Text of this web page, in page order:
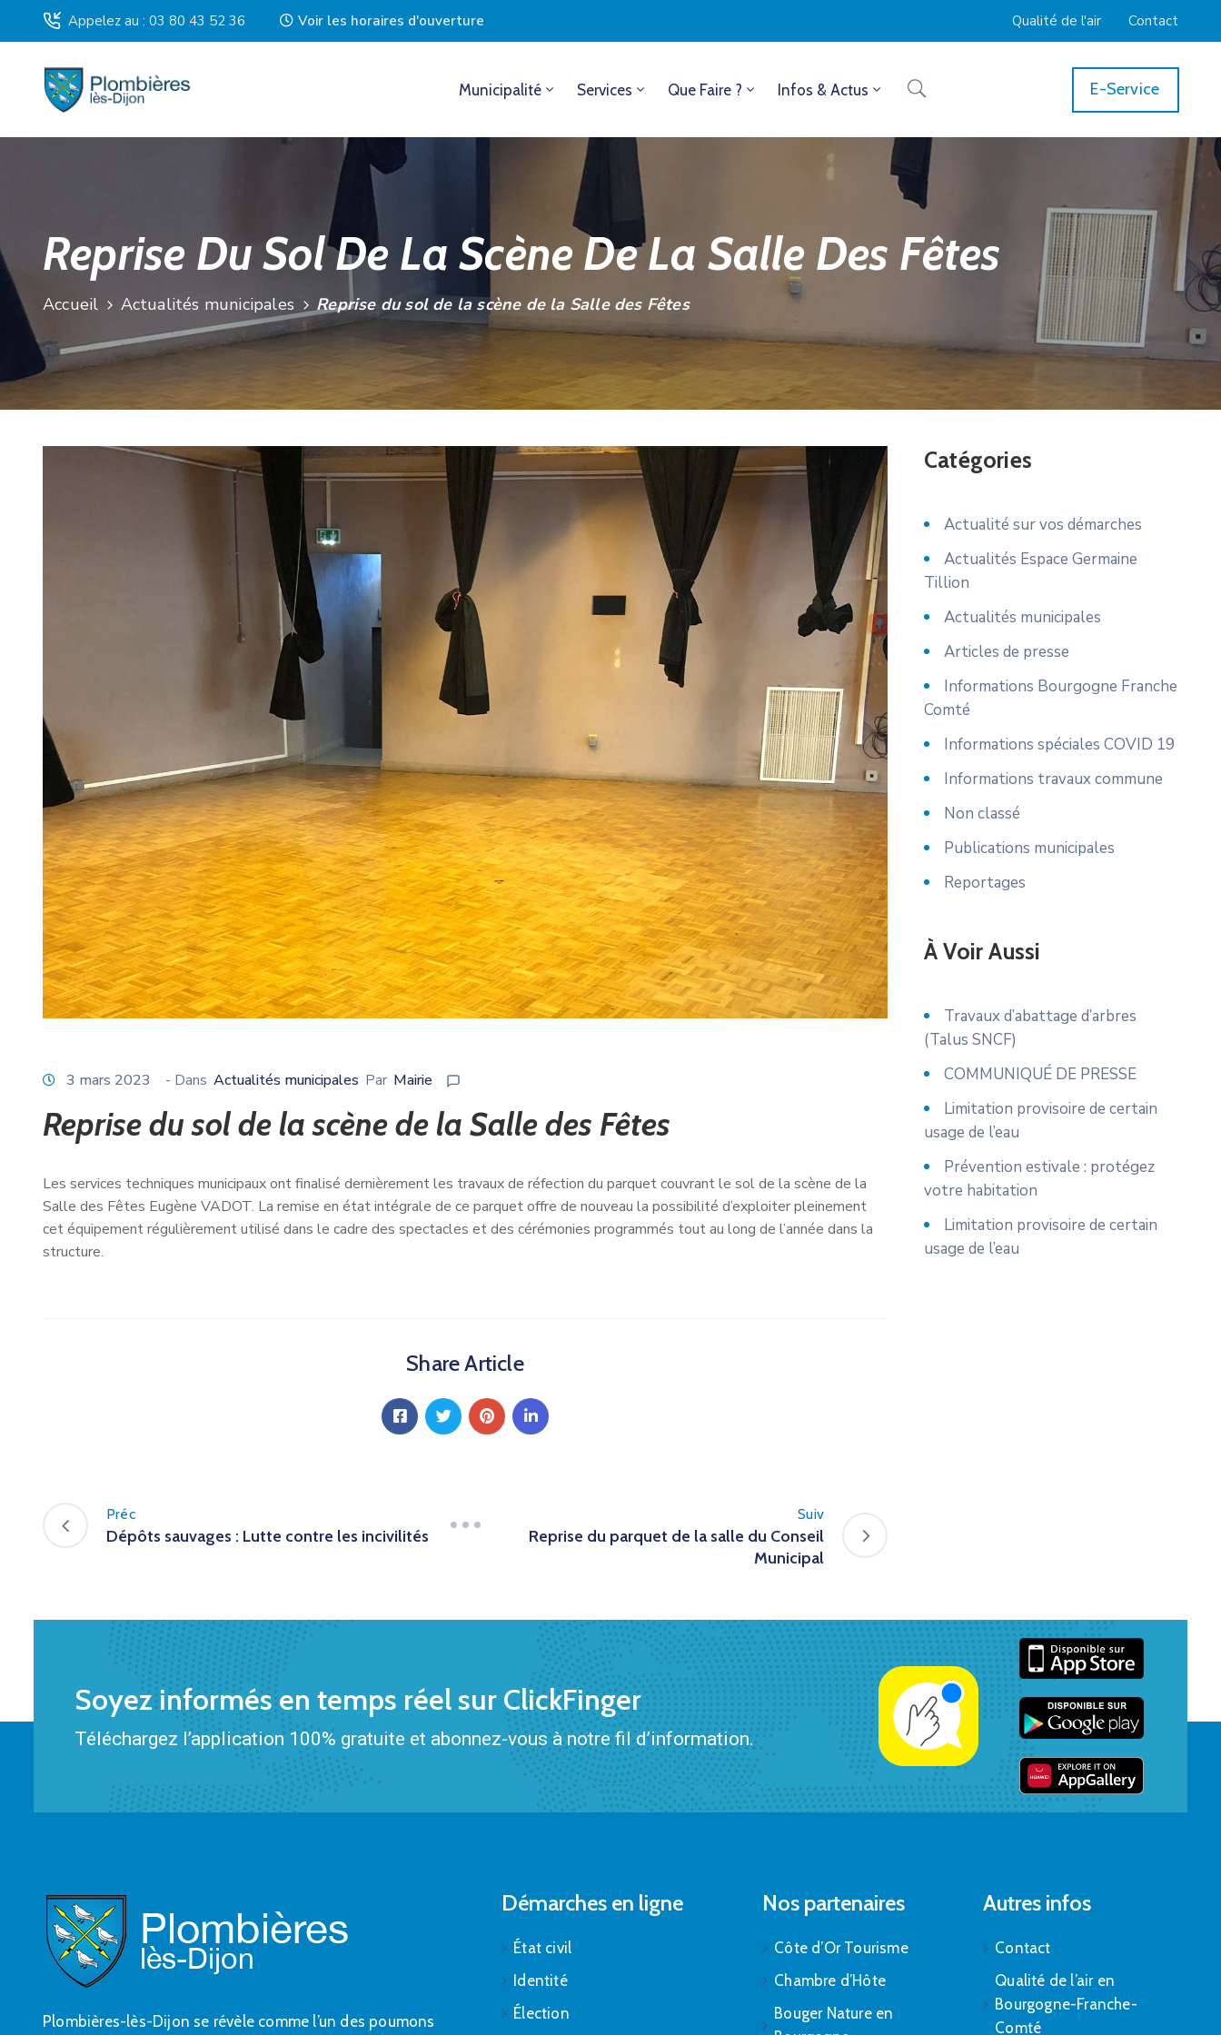
Appelez au : 03 80 43 52 36 Voir les horaires d'ouverture Qualité de l'air Contact
Municipalité Services Que Faire ? Infos & Actus E-Service
Reprise Du Sol De La Scène De La Salle Des Fêtes
Accueil Actualités municipales Reprise du sol de la scène de la Salle des Fêtes
3 mars 2023 - Dans Actualités municipales Par Mairie
Reprise du sol de la scène de la Salle des Fêtes
Les services techniques municipaux ont finalisé dernièrement les travaux de réfection du parquet couvrant le sol de la scène de la
Salle des Fêtes Eugène VADOT. La remise en état intégrale de ce parquet offre de nouveau la possibilité d’exploiter pleinement
cet équipement régulièrement utilisé dans le cadre des spectacles et des cérémonies programmés tout au long de l’année dans la
structure.
Share Article
Préc
Dépôts sauvages : Lutte contre les incivilités
Suiv
Reprise du parquet de la salle du Conseil
Municipal
Catégories
Actualité sur vos démarches
Actualités Espace Germaine
Tillion
Actualités municipales
Articles de presse
Informations Bourgogne Franche
Comté
Informations spéciales COVID 19
Informations travaux commune
Non classé
Publications municipales
Reportages
À Voir Aussi
Travaux d’abattage d’arbres
(Talus SNCF)
COMMUNIQUÉ DE PRESSE
Limitation provisoire de certain
usage de l’eau
Prévention estivale : protégez
votre habitation
Limitation provisoire de certain
usage de l’eau
Soyez informés en temps réel sur ClickFinger
Téléchargez l’application 100% gratuite et abonnez-vous à notre fil d’information.
Plombières-lès-Dijon se révèle comme l’un des poumons
Démarches en ligne
État civil
Identité
Élection
Nos partenaires
Côte d’Or Tourisme
Chambre d’Hôte
Bouger Nature en
Autres infos
Contact
Qualité de l’air en
Bourgogne-Franche-
Comté